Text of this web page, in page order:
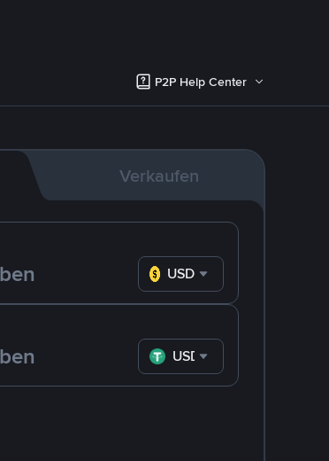
P2P Help Center
Verkaufen
USD
USDT